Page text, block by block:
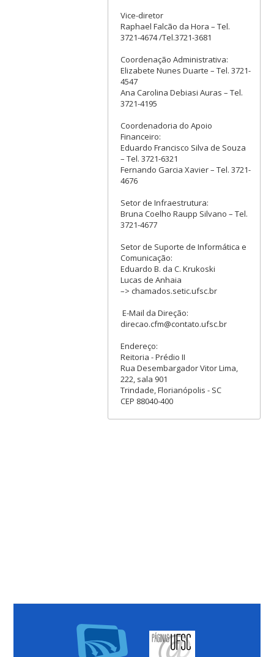
Vice-diretor
Raphael Falcão da Hora – Tel.
3721-4674 /Tel.3721-3681
Coordenação Administrativa:
Elizabete Nunes Duarte – Tel. 3721-
4547
Ana Carolina Debiasi Auras – Tel.
3721-4195
Coordenadoria do Apoio
Financeiro:
Eduardo Francisco Silva de Souza
– Tel. 3721-6321
Fernando Garcia Xavier – Tel. 3721-
4676
Setor de Infraestrutura:
Bruna Coelho Raupp Silvano – Tel.
3721-4677
Setor de Suporte de Informática e
Comunicação:
Eduardo B. da C. Krukoski
Lucas de Anhaia
–> chamados.setic.ufsc.br
E-Mail da Direção:
direcao.cfm@contato.ufsc.br
Endereço:
Reitoria - Prédio II
Rua Desembargador Vitor Lima,
222, sala 901
Trindade, Florianópolis - SC
CEP 88040-400